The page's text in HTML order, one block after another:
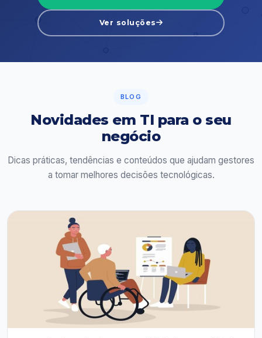
Ver soluções
BLOG
Novidades em TI para o seu
negócio
Dicas práticas, tendências e conteúdos que ajudam gestores
a tomar melhores decisões tecnológicas.